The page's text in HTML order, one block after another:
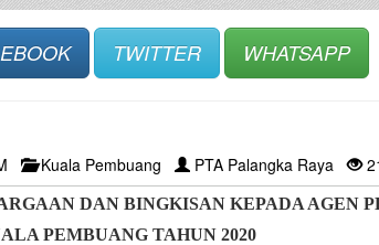
TWITTER WHATSAPP
Kuala Pembuang PTA Palangka Raya
DAN BINGKISAN KEPADA AGEN
PEMBUANG TAHUN 2020